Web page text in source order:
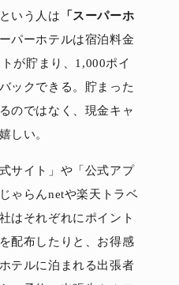
いう人は
「スーパーホ
パーホテルは宿泊料金
が貯まり、1,000ポイ
ックできる。貯まった
のではなく、現金キャ
しい。
サイト」や「公式アプ
ゃらんnetや楽天トラベ
はそれぞれにポイント
配布したりと、お得感
テルに泊まれる出張者